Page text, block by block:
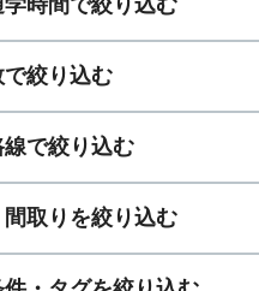
時間で絞り込む
絞り込む
で絞り込む
取りを絞り込む